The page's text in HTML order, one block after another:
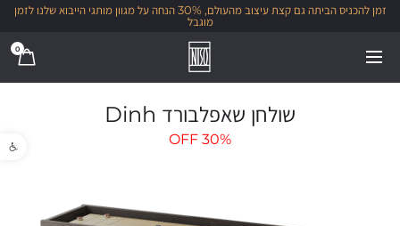
פתח
זמן להכניס הביתה גם קצת עיצוב מהעולם, 30% הנחה על מגוון מותגי הייבוא שלנו לזמן
מוגבל
0
שולחן שאפלבורד Dinh
30%
OFF